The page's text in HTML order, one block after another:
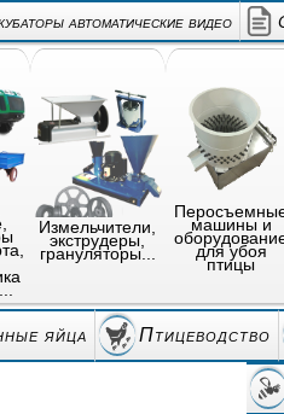
автоматические видео
Измельчители,
экструдеры,
грануляторы...
машины и
для убоя
птицы
яйца Птицеводство